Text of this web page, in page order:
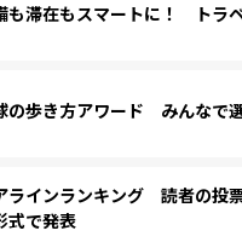
も滞在もスマートに！ トラ
の歩き方アワード みんなで選
ラインランキング 読者の投
式で発表